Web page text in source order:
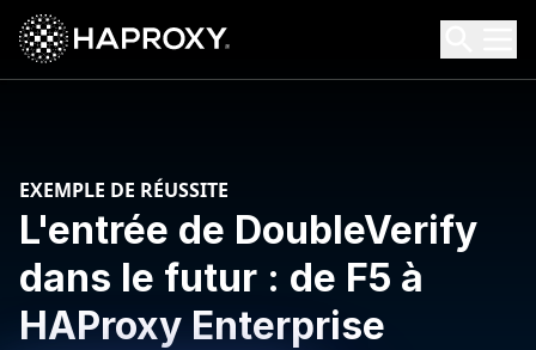
HAProxy Technologies
Search HAProxy Technologies
EXEMPLE DE RÉUSSITE
L'entrée de DoubleVerify
dans le futur : de F5 à
HAProxy Enterprise